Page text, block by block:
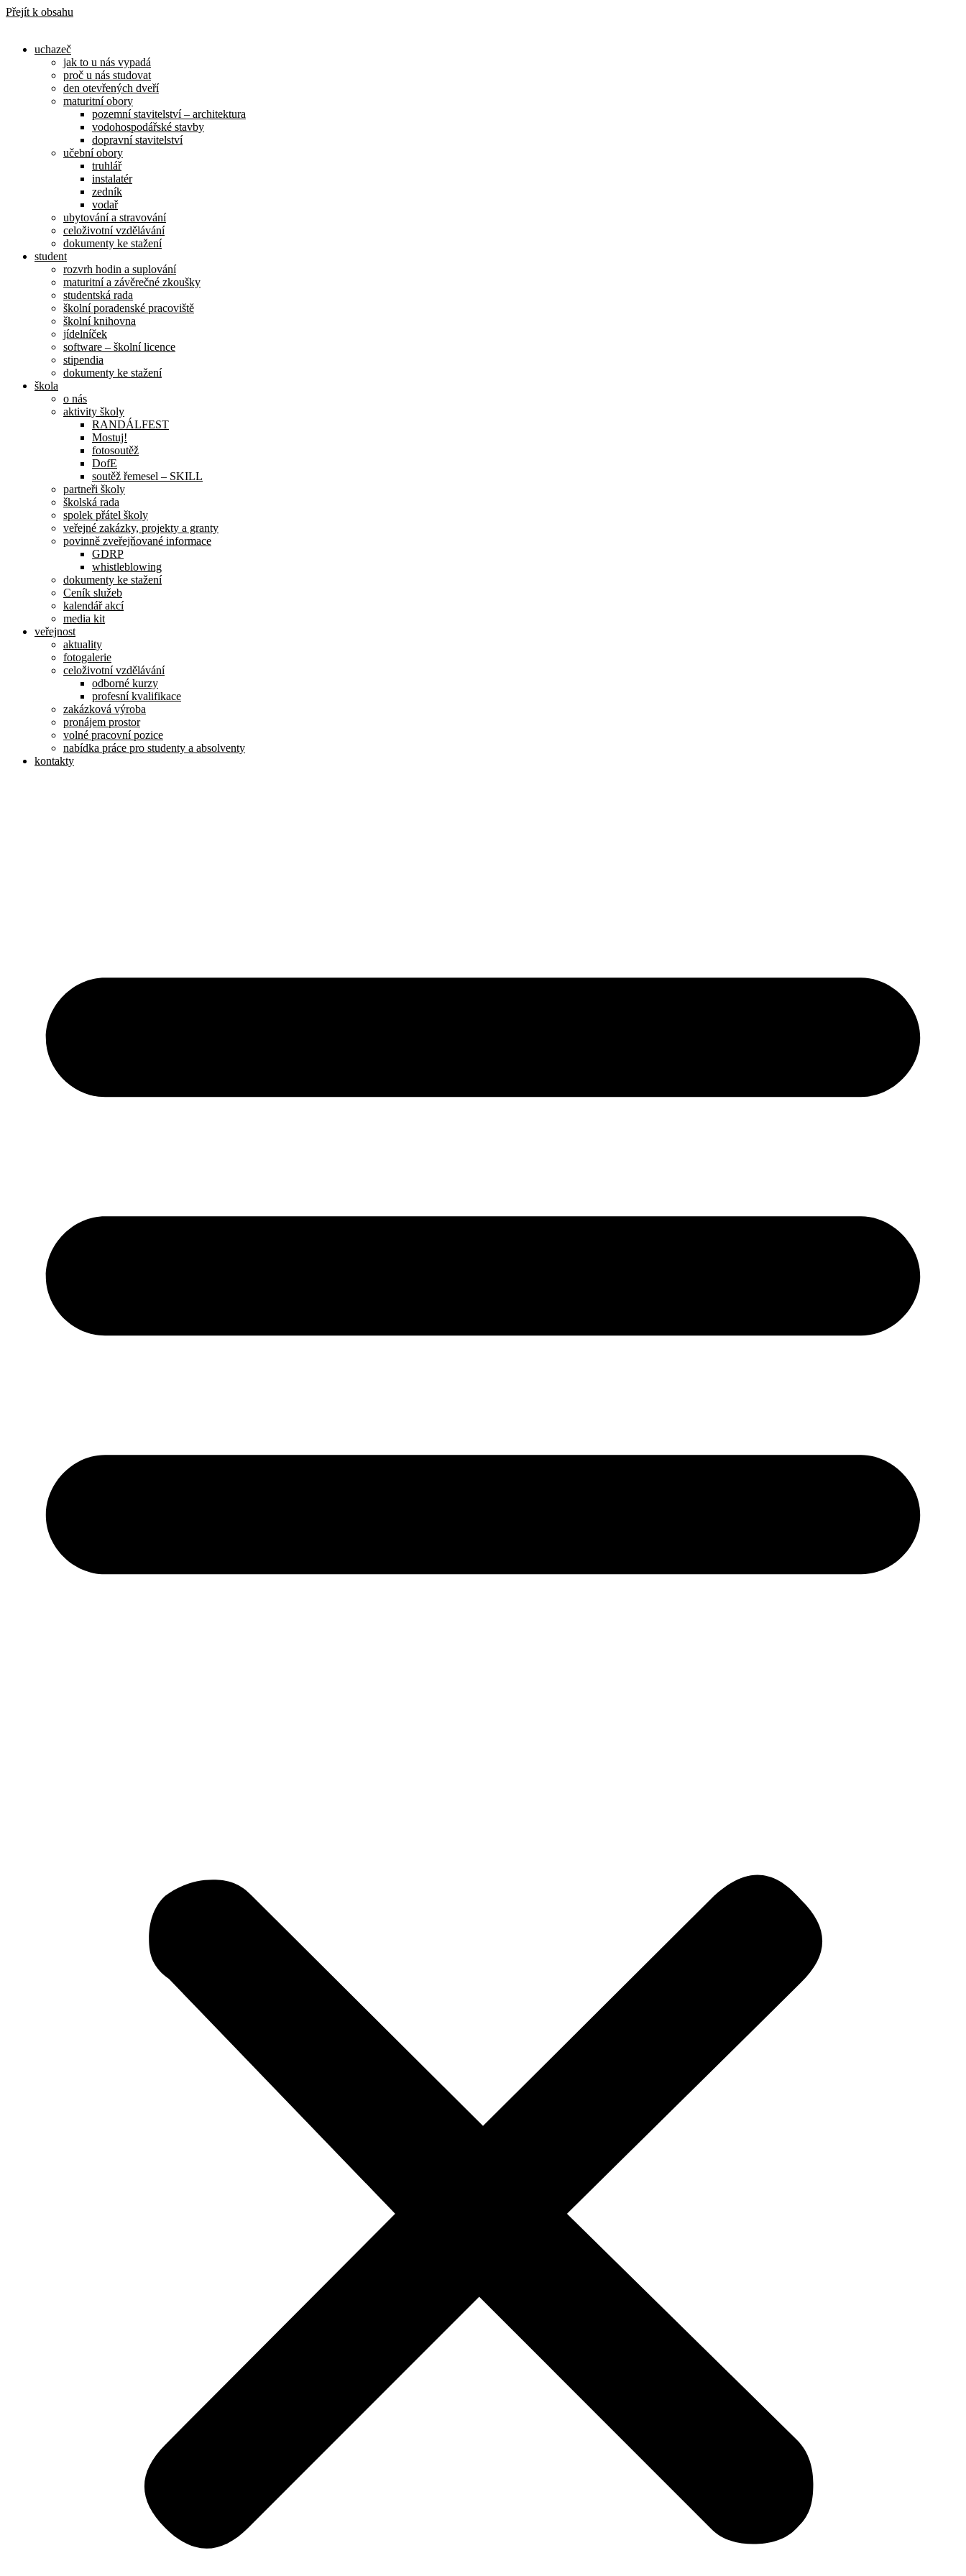
Přejít k obsahu
uchazeč
jak to u nás vypadá
proč u nás studovat
den otevřených dveří
maturitní obory
pozemní stavitelství – architektura
vodohospodářské stavby
dopravní stavitelství
učební obory
truhlář
instalatér
zedník
vodař
ubytování a stravování
celoživotní vzdělávání
dokumenty ke stažení
student
rozvrh hodin a suplování
maturitní a závěrečné zkoušky
studentská rada
školní poradenské pracoviště
školní knihovna
jídelníček
software – školní licence
stipendia
dokumenty ke stažení
škola
o nás
aktivity školy
RANDÁLFEST
Mostuj!
fotosoutěž
DofE
soutěž řemesel – SKILL
partneři školy
školská rada
spolek přátel školy
veřejné zakázky, projekty a granty
povinně zveřejňované informace
GDRP
whistleblowing
dokumenty ke stažení
Ceník služeb
kalendář akcí
media kit
veřejnost
aktuality
fotogalerie
celoživotní vzdělávání
odborné kurzy
profesní kvalifikace
zakázková výroba
pronájem prostor
volné pracovní pozice
nabídka práce pro studenty a absolventy
kontakty